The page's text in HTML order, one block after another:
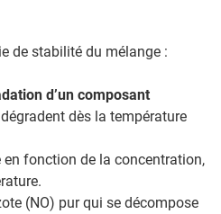
de stabilité du mélange :
d’un composant
dès la température
en fonction de la concentration,
(NO) pur qui se décompose